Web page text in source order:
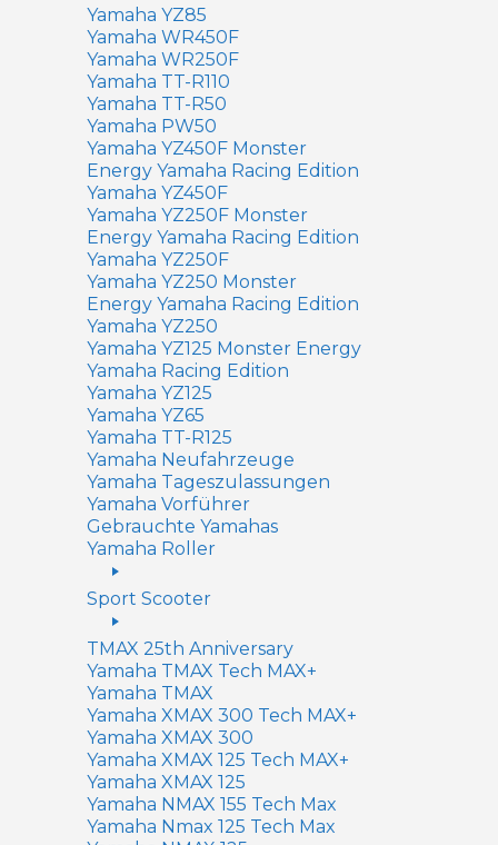
Yamaha YZ85
Yamaha WR450F
Yamaha WR250F
Yamaha TT-R110
Yamaha TT-R50
Yamaha PW50
Yamaha YZ450F Monster
Energy Yamaha Racing Edition
Yamaha YZ450F
Yamaha YZ250F Monster
Energy Yamaha Racing Edition
Yamaha YZ250F
Yamaha YZ250 Monster
Energy Yamaha Racing Edition
Yamaha YZ250
Yamaha YZ125 Monster Energy
Yamaha Racing Edition
Yamaha YZ125
Yamaha YZ65
Yamaha TT-R125
Yamaha Neufahrzeuge
Yamaha Tageszulassungen
Yamaha Vorführer
Gebrauchte Yamahas
Yamaha Roller
Sport Scooter
TMAX 25th Anniversary
Yamaha TMAX Tech MAX+
Yamaha TMAX
Yamaha XMAX 300 Tech MAX+
Yamaha XMAX 300
Yamaha XMAX 125 Tech MAX+
Yamaha XMAX 125
Yamaha NMAX 155 Tech Max
Yamaha Nmax 125 Tech Max